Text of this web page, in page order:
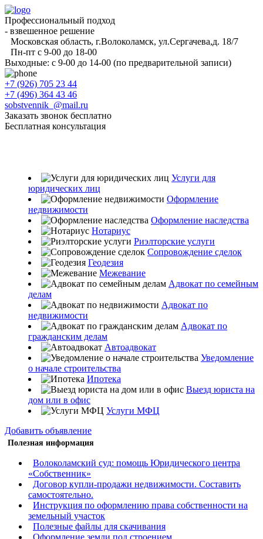
Профессиональный подход
- взвешенное решение
Московская область, г.Волоколамск, ул.Сергачева,д. 18/7
Пн-пт с 9-00 до 18-00
Выходные: с 9-00 до 14-00 (по предварительной записи)
+7 (926) 705 23 44
+7 (496) 364 43 46
sobstvennik_@mail.ru
Заказать звонок бесплатно
Бесплатная консультация
Услуги для
юридических лиц
Оформление
недвижимости
Оформление наследства
Нотариус
Риэлторские услуги
Сопровождение сделок
Геодезия
Межевание
Адвокат по семейным
делам
Адвокат по
недвижимости
Адвокат по
гражданским делам
Автоадвокат
Уведомление
о начале строительства
Ипотека
Выезд юриста на
дом или в офис
Услуги МФЦ
Добавить объявление
Полезная информация
Волоколамский суд: помощь Юридического центра
«Собственник»
Договор купли-продажи недвижимости. Составить
самостоятельно.
Инструкция по оформлению права собственности на
земельный участок
Полезные файлы для скачивания
Оформление земли под строением